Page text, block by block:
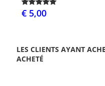
€ 5,00
LES CLIENTS AYANT
ACHETÉ